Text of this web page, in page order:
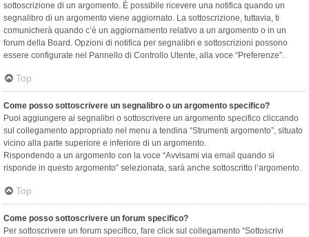
sottoscrizione di un argomento. È possibile ricevere una notifica quando un
segnalibro di un argomento viene aggiornato. La sottoscrizione, tuttavia, ti
comunicherà quando c’è un aggiornamento relativo a un argomento o in un
forum della Board. Opzioni di notifica per segnalibri e sottoscrizioni possono
essere configurate nel Pannello di Controllo Utente, alla voce “Preferenze”.
Top
Come posso sottoscrivere un segnalibro o un argomento specifico?
Puoi aggiungere ai segnalibri o sottoscrivere un argomento specifico cliccando
sul collegamento appropriato nel menu a tendina “Strumenti argomento”, situato
vicino alla parte superiore e inferiore di un argomento.
Rispondendo a un argomento con la voce “Avvisami via email quando si
risponde in questo argomento” selezionata, sarà anche sottoscritto l’argomento.
Top
Come posso sottoscrivere un forum specifico?
Per sottoscrivere un forum specifico, fare click sul collegamento “Sottoscrivi